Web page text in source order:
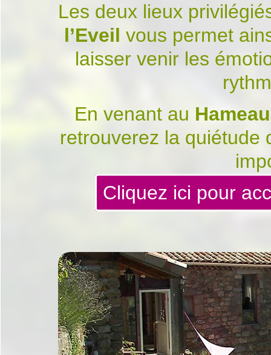
Les deux lieux
l’Eveil vous permet
laisser venir les
En venant au
retrouverez la quiétude
Cliquez ici pour